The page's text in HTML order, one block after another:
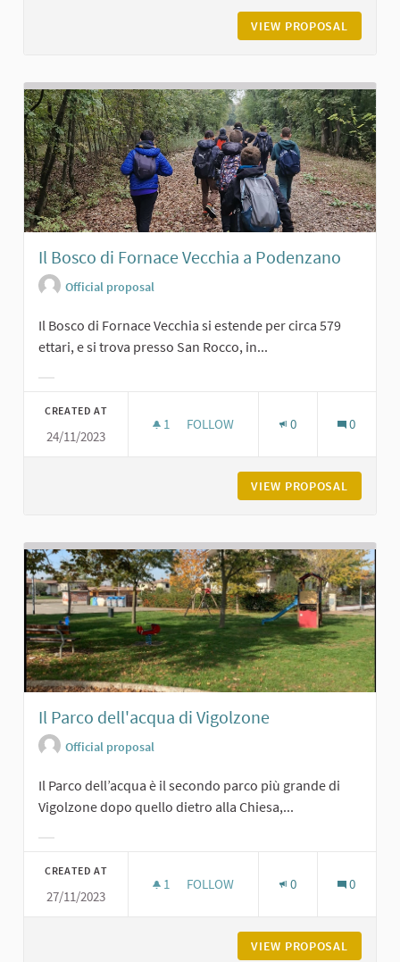
VIEW PROPOSAL
Il Bosco di Fornace Vecchia a Podenzano
Official proposal
Il Bosco di Fornace Vecchia si estende per circa 579
ettari, e si trova presso San Rocco, in...
CREATED AT
24/11/2023
1 1 FOLLOWER
FOLLOW 0 0
VIEW PROPOSAL
Il Parco dell'acqua di Vigolzone
Official proposal
Il Parco dell’acqua è il secondo parco più grande di
Vigolzone dopo quello dietro alla Chiesa,...
CREATED AT
27/11/2023
1 1 FOLLOWER
FOLLOW 0 0
VIEW PROPOSAL